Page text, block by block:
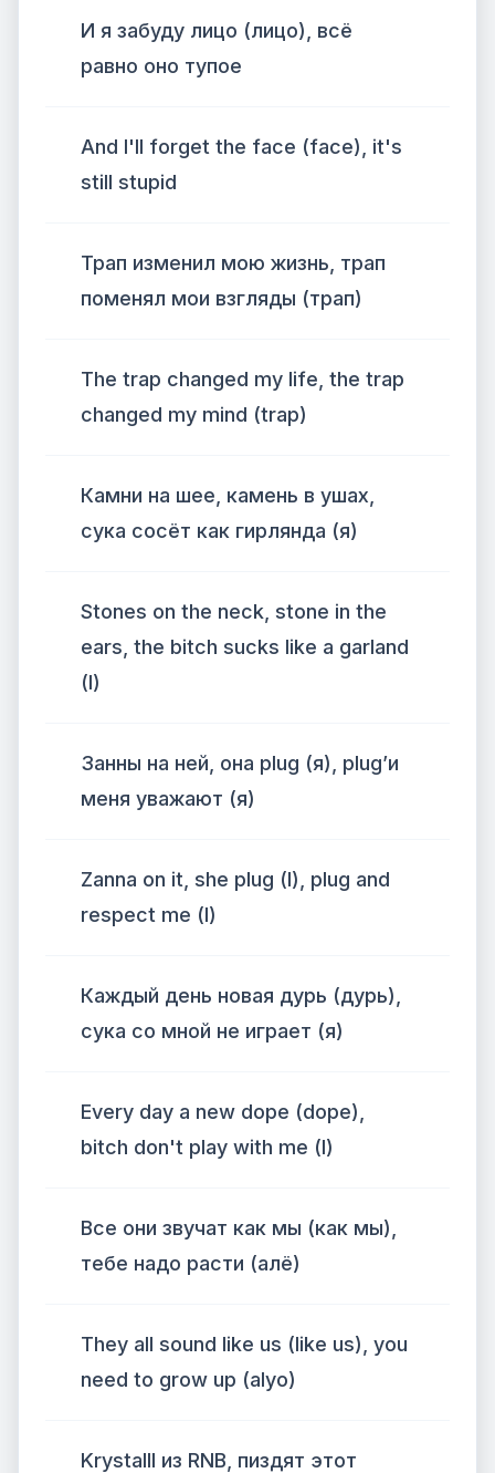
И я забуду лицо (лицо), всё
равно оно тупое
And I'll forget the face (face), it's
still stupid
Трап изменил мою жизнь, трап
поменял мои взгляды (трап)
The trap changed my life, the trap
changed my mind (trap)
Камни на шее, камень в ушах,
сука сосёт как гирлянда (я)
Stones on the neck, stone in the
ears, the bitch sucks like a garland
(I)
Занны на ней, она plug (я), plug’и
меня уважают (я)
Zanna on it, she plug (I), plug and
respect me (I)
Каждый день новая дурь (дурь),
сука со мной не играет (я)
Every day a new dope (dope),
bitch don't play with me (I)
Все они звучат как мы (как мы),
тебе надо расти (алё)
They all sound like us (like us), you
need to grow up (alyo)
Krystalll из RNB, пиздят этот